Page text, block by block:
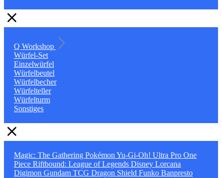
Q Workshop
Würfel-Set
Einzelwürfel
Würfelbeutel
Würfelbecher
Würfelteller
Würfelturm
Sonstiges
Magic: The Gathering Pokémon Yu-Gi-Oh! Ultra Pro One
Piece Riftbound: League of Legends Disney Lorcana
Digimon Gundam TCG Dragon Shield Funko Banpresto